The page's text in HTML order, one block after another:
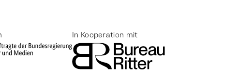
In Kooperation mit